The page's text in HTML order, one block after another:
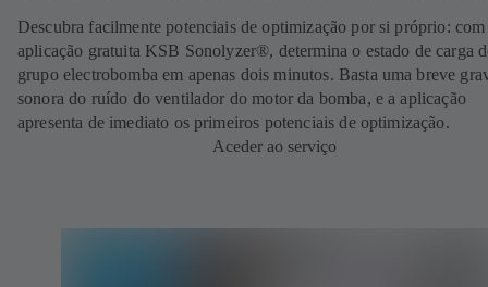
Descubra facilmente potenciais de optimização por si próprio: com
aplicação gratuita KSB Sonolyzer®, determina o estado de carga
grupo electrobomba em apenas dois minutos. Basta uma breve
sonora do ruído do ventilador do motor da bomba, e a aplicação
apresenta de imediato os primeiros potenciais de optimização.
Aceder ao serviço